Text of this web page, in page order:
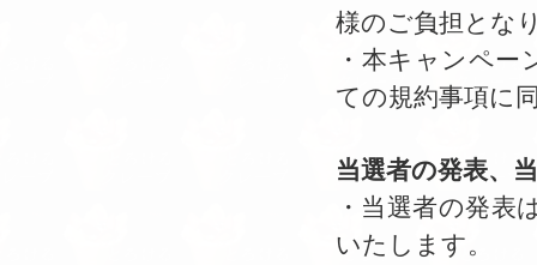
様のご負担とな
・本キャンペ
ての規約事項に
当選者の発表、
・当選者の発表
いたします。